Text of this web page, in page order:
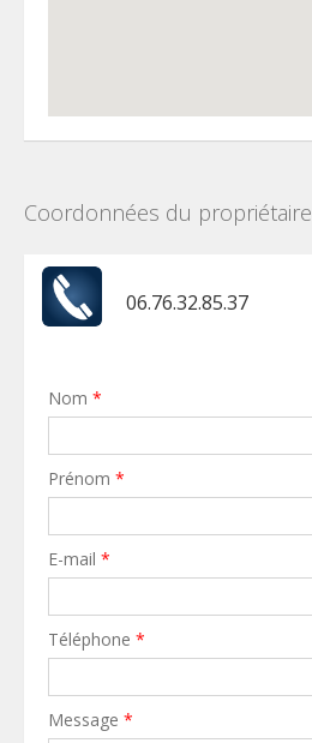
Coordonnées du propriétaire
06.76.32.85.37
Nom *
Prénom *
E-mail *
Téléphone *
Message *